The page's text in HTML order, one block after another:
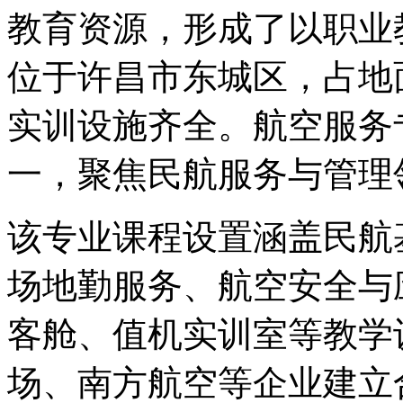
教育资源，形成了以职
位于许昌市东城区，占
实训设施齐全。航空服
一，聚焦民航服务与管
该专业课程设置涵盖民
场地勤服务、航空安全
客舱、值机实训室等教
场、南方航空等企业建